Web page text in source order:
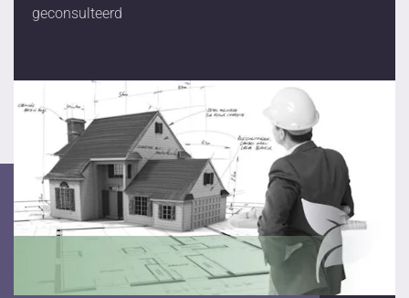
geconsulteerd